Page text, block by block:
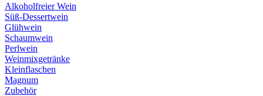
Alkoholfreier Wein
Süß-Dessertwein
Glühwein
Schaumwein
Perlwein
Weinmixgetränke
Kleinflaschen
Magnum
Zubehör